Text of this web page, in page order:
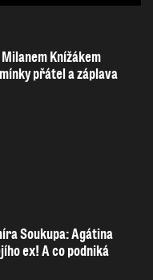
Knížákem
přátel a záplava
Soukupa: Agátina
ex! A co podniká